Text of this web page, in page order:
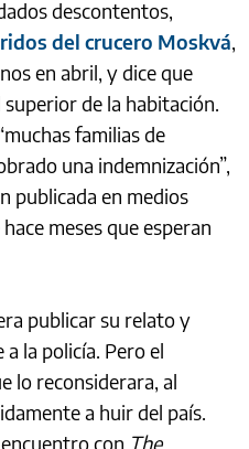
descontentos,
del crucero Moskvá,
en abril, y dice que
de la habitación.
familias de
una indemnización”,
publicada en medios
meses que esperan
publicar su relato y
la policía. Pero el
lo reconsiderara, al
a huir del país.
con The